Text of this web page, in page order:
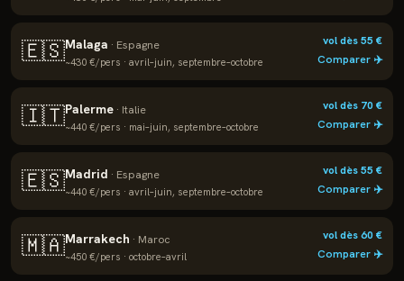
🇪🇸Malaga · Espagne
~430 €/pers · avril–juin, septembre–octobre
vol dès55 €
Comparer ✈️
🇮🇹Palerme · Italie
~440 €/pers · mai–juin, septembre–octobre
vol dès 70€
Comparer ✈️
🇪🇸Madrid · Espagne
~440 €/pers · avril–juin, septembre–octobre
vol dès55 €
Comparer ✈️
🇲🇦Marrakech · Maroc
~450 €/pers · octobre–avril
vol dès60€
Comparer ✈️